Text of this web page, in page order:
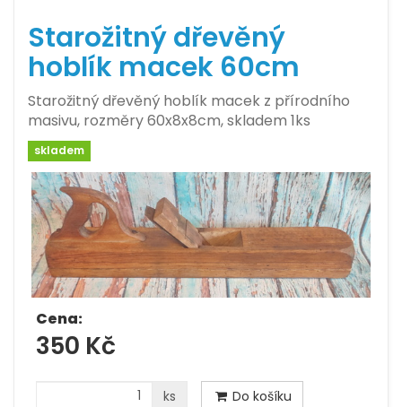
Starožitný dřevěný
hoblík macek 60cm
Starožitný dřevěný hoblík macek z přírodního
masivu, rozměry 60x8x8cm, skladem 1ks
skladem
Cena:
350 Kč
ks Do košíku